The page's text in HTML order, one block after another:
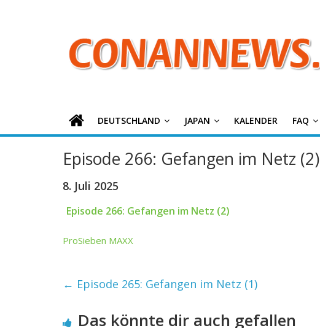
Detektiv
Conan
News
DEUTSCHLAND JAPAN KALENDER FAQ
Episode 266: Gefangen im Netz (2)
8. Juli 2025
Episode 266: Gefangen im Netz (2)
ProSieben MAXX
← Episode 265: Gefangen im Netz (1)
Das könnte dir auch gefallen